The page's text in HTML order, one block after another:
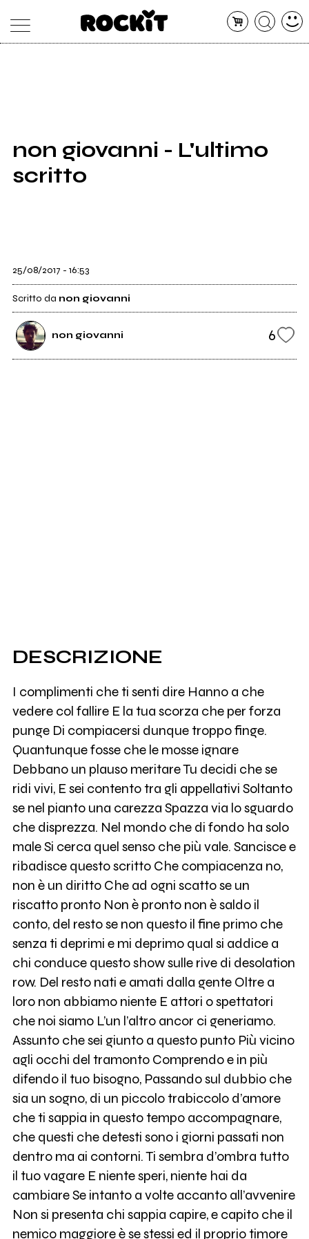
SHOP
RADIO
non giovanni - L'ultimo
scritto
25/08/2017 - 16:53
Scritto da non giovanni
non giovanni 6
DESCRIZIONE
I complimenti che ti senti dire Hanno a che
vedere col fallire E la tua scorza che per forza
punge Di compiacersi dunque troppo finge.
Quantunque fosse che le mosse ignare
Debbano un plauso meritare Tu decidi che se
ridi vivi, E sei contento tra gli appellativi Soltanto
se nel pianto una carezza Spazza via lo sguardo
che disprezza. Nel mondo che di fondo ha solo
male Si cerca quel senso che più vale. Sancisce e
ribadisce questo scritto Che compiacenza no,
non è un diritto Che ad ogni scatto se un
riscatto pronto Non è pronto non è saldo il
conto, del resto se non questo il fine primo che
senza ti deprimi e mi deprimo qual si addice a
chi conduce questo show sulle rive di desolation
row. Del resto nati e amati dalla gente Oltre a
loro non abbiamo niente E attori o spettatori
che noi siamo L’un l’altro ancor ci generiamo.
Assunto che sei giunto a questo punto Più vicino
agli occhi del tramonto Comprendo e in più
difendo il tuo bisogno, Passando sul dubbio che
sia un sogno, di un piccolo trabiccolo d’amore
che ti sappia in questo tempo accompagnare,
che questi che detesti sono i giorni passati non
dentro ma ai contorni. Ti sembra d’ombra tutto
il tuo vagare E niente speri, niente hai da
cambiare Se intanto a volte accanto all’avvenire
Non si presenta chi sappia capire, e capito che il
nemico maggiore è se stessi ed il proprio timore